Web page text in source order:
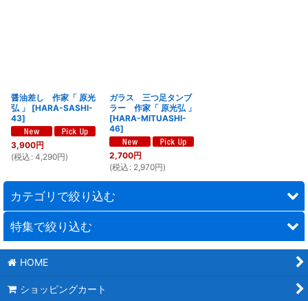
醤油差し 作家「 原光
弘 」
[HARA-SASHI-
43]
3,900円
(税込 : 4,290円)
ガラス 三つ足タンブ
ラー 作家「 原光弘 」
[HARA-MITUASHI-
46]
2,700円
(税込 : 2,970円)
カテゴリで絞り込む
時計
ステーショナリー
携帯・スマホ関連
特集で絞り込む
フルカラー名入れ
1個〜名入れができる商品特集
HOME
ショッピングカート